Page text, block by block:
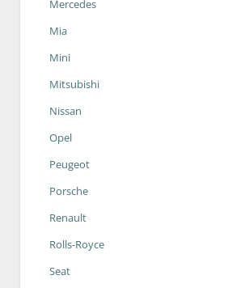
Mercedes
Mia
Mini
Mitsubishi
Nissan
Opel
Peugeot
Porsche
Renault
Rolls-Royce
Seat